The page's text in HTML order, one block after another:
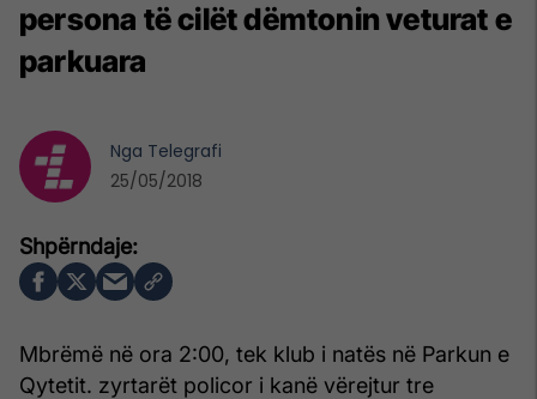
persona të cilët dëmtonin veturat e
parkuara
Mbrëmë në ora 2:00, tek klub i natës në Parkun e
Qytetit. zyrtarët policor i kanë vërejtur tre
Nga Telegrafi
25/05/2018